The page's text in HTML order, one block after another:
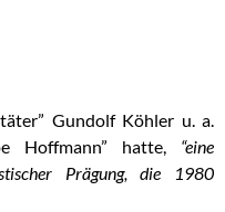
Gundolf Köhler u. a.
Hoffmann” hatte, “eine
Prägung, die 1980